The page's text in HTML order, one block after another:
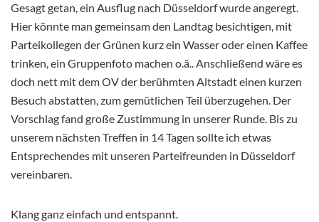
Gesagt getan, ein Ausflug nach Düsseldorf wurde angeregt.
Hier könnte man gemeinsam den Landtag besichtigen, mit
Parteikollegen der Grünen kurz ein Wasser oder einen Kaffee
trinken, ein Gruppenfoto machen o.ä.. Anschließend wäre es
doch nett mit dem OV der berühmten Altstadt einen kurzen
Besuch abstatten, zum gemütlichen Teil überzugehen. Der
Vorschlag fand große Zustimmung in unserer Runde. Bis zu
unserem nächsten Treffen in 14 Tagen sollte ich etwas
Entsprechendes mit unseren Parteifreunden in Düsseldorf
vereinbaren.
Klang ganz einfach und entspannt.